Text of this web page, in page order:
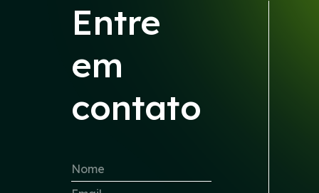
Entre
em
contato